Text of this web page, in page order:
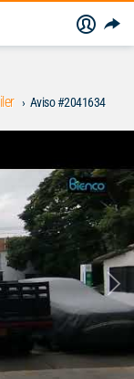
Aviso #2041634